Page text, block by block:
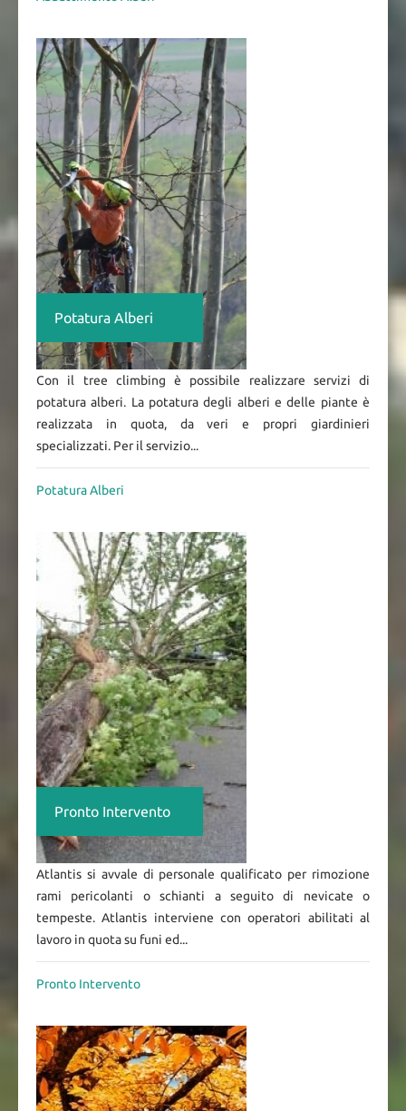
Potatura Alberi
Con il tree climbing è possibile realizzare servizi di
potatura alberi. La potatura degli alberi e delle piante è
realizzata in quota, da veri e propri giardinieri
specializzati. Per il servizio...
Potatura Alberi
Pronto Intervento
Atlantis si avvale di personale qualificato per rimozione
rami pericolanti o schianti a seguito di nevicate o
tempeste. Atlantis interviene con operatori abilitati al
lavoro in quota su funi ed...
Pronto Intervento